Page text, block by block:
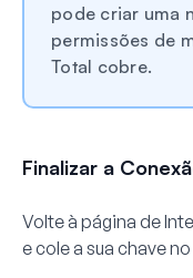
pode criar uma
permissões de
Total cobre.
Finalizar a
Volte à página de
e cole a sua chave